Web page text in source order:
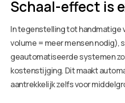
Schaal-effect is
In tegenstelling tot handmatige
volume = meer mensen nodig),
geautomatiseerde systemen
kostenstijging. Dit maakt
aantrekkelijk zelfs voor